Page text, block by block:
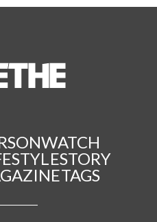
WATCH
STORY
TAGS